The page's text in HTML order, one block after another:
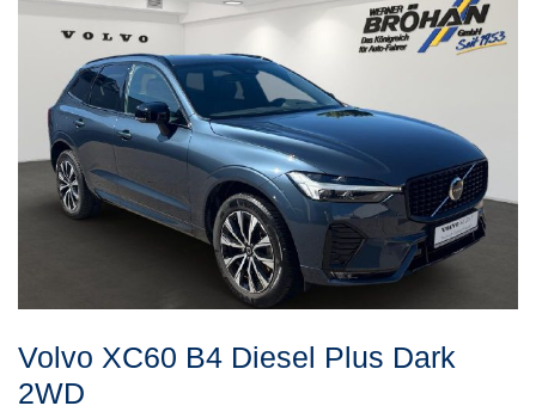
Volvo XC60 B4 Diesel Plus Dark
2WD